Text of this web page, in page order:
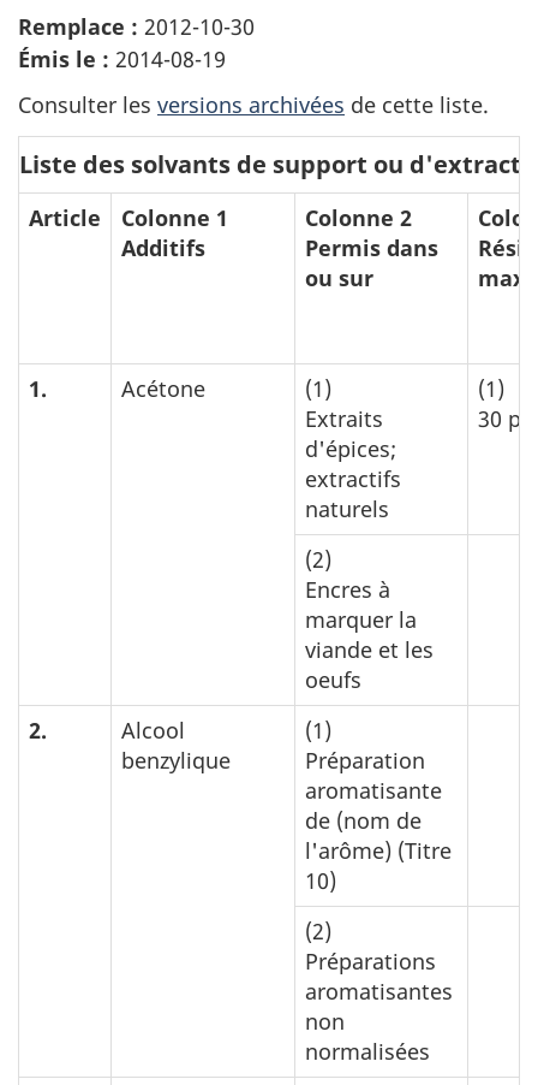
Remplace : 2012-10-30
Émis le : 2014-08-19
Consulter les versions archivées de cette liste.
Liste des solvants de support ou
Article
Colonne 1
Additifs
Colonne 2
Permis dans
ou sur
1. Acétone
(1)
Extraits
d'épices;
extractifs
naturels
(1)
30
(2)
Encres à
marquer la
viande et les
oeufs
2.
Alcool
benzylique
(1)
Préparation
aromatisante
de (nom de
l'arôme) (Titre
10)
(2)
Préparations
aromatisantes
non
normalisées